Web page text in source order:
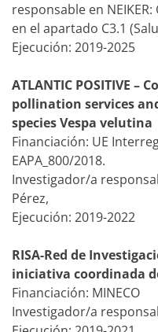
responsable en
en el apartado C3.1
Ejecución: 2019-2025
ATLANTIC POSITIVE
pollination services
species Vespa velutina
Financiación: UE
EAPA_800/2018.
Investigador/a
Pérez,
Ejecución: 2019-2022
RISA-Red de
iniciativa coordinada
Financiación: MINECO
Investigador/a